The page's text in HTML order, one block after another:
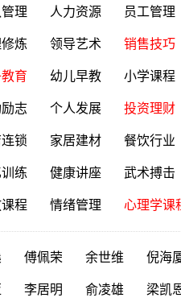
理 人力资源 员工管理
炼 领导艺术 销售技巧
育 幼儿早教 小学课程
志 个人发展 投资理财
锁 家居建材 餐饮行业
练 健康讲座 武术搏击
程 情绪管理 心理学课
傅佩荣 余世维 倪海
李居明 俞凌雄 梁凯